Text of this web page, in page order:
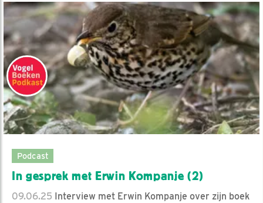
Podcast
In gesprek met Erwin Kompanje (2)
09.06.25 Interview met Erwin Kompanje over zijn boek